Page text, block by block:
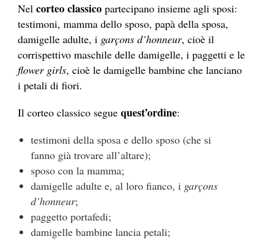
Nel corteo classico partecipano insieme agli sposi:
testimoni, mamma dello sposo, papà della sposa,
damigelle adulte, i garçons d’honneur, cioè il
corrispettivo maschile delle damigelle, i paggetti e le
flower girls, cioè le damigelle bambine che lanciano
i petali di fiori.
Il corteo classico segue quest’ordine:
testimoni della sposa e dello sposo (che si
fanno già trovare all’altare);
sposo con la mamma;
damigelle adulte e, al loro fianco, i garçons
d’honneur;
paggetto portafedi;
damigelle bambine lancia petali;